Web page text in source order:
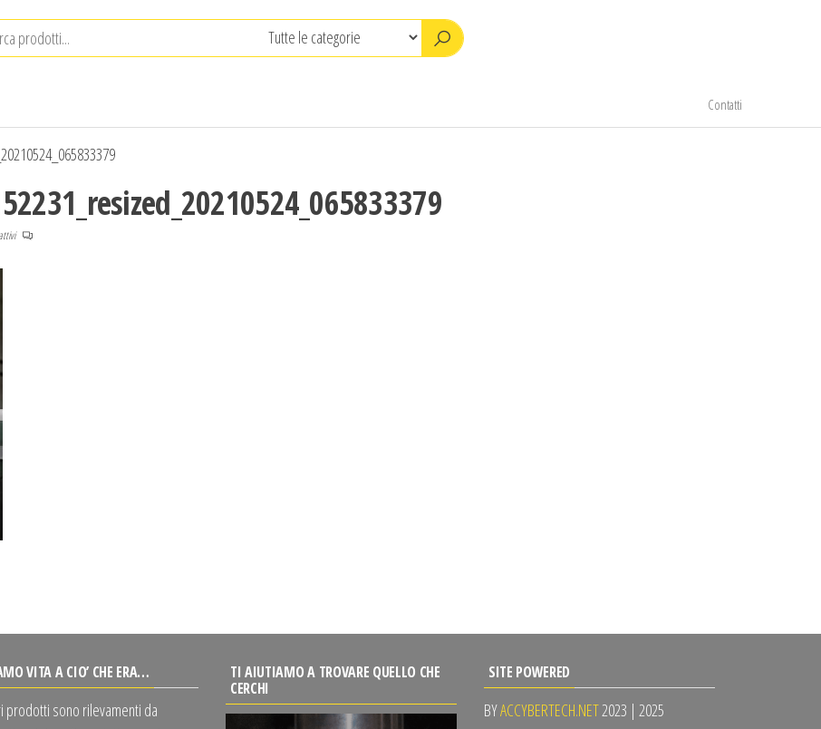
Contatti
VITA A CIO’ CHE ERA…
prodotti sono rilevamenti da
TI AIUTIAMO A TROVARE QUELLO CHE
CERCHI
SITE POWERED
BYACCYBERTECH.NET2023 | 2025